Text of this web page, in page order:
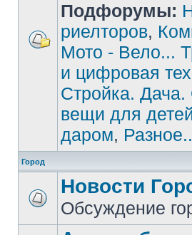
Подфорумы:
риелторов,
Мото - Вело...
и цифровая
Стройка. Дача.
вещи для
даром,
Город
Новости
Обсуждение